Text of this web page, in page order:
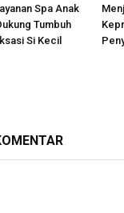
Spa Anak
Tumbuh
Si Kecil